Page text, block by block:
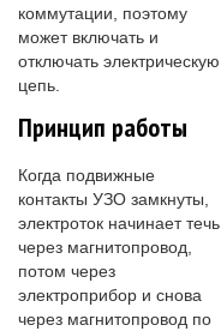
коммутации, поэтому
может включать и
отключать электрическую
цепь.
Принцип работы
Когда подвижные
контакты УЗО замкнуты,
электроток начинает течь
через магнитопровод,
потом через
электроприбор и снова
через магнитопровод по